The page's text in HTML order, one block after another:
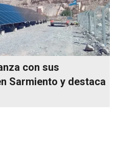
con sus
Sarmiento y destaca